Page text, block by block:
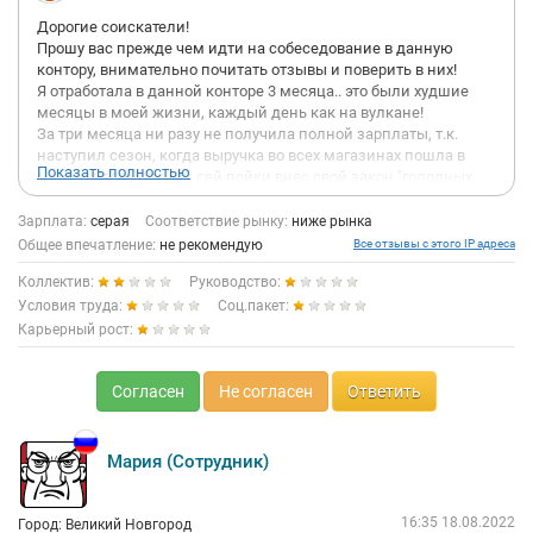
Дорогие соискатели!
Прошу вас прежде чем идти на собеседование в данную
контору, внимательно почитать отзывы и поверить в них!
Я отработала в данной конторе 3 месяца.. это были худшие
месяцы в моей жизни, каждый день как на вулкане!
За три месяца ни разу не получила полной зарплаты, т.к.
наступил сезон, когда выручка во всех магазинах пошла в
минус, а всемогущий сей пойки внес свой закон "голодных
игр" - у него минус в продажах, значит со всех кто на него
работает он его удерживает, но конечно же каждый
сотрудник, то как юрист или кадровик, может внести свои
идеи по увеличению прибыли и если ему (самодуру) это
понравится, то может инициатору выплатить полную
зарплату.
Очень сочувствую заведующим магазинов!!! у них каждую
неделю проходят в прямом смысле "ГОЛОДНЫЕ ИГРЫ", вот
только у самодура они называются - бизнес игры, за эту игру
заведующие и их замы могут быть поощрены, остаться без
зарплаты и выгнаны с воплями самодура, если вы женщина,
то готовьтесь быть курицей, дурой и т.п. уж видимо этому
старому уроду (в прямом смысле этого слова) чем то женский
пол не угодил.
Для меня до сих пор остается загадкой, почему женщины, а
именно вышестоящие женщины, которые специалисты
Показать полностью
Зарплата: серая Соответствие рынку: ниже рынка
Общее впечатление: не рекомендую Все отзывы с этого IP адреса
Коллектив:
Руководство:
Условия труда:
Соц.пакет:
Карьерный рост:
Согласен Не согласен Ответить
Мария (Сотрудник)
Город: Великий Новгород 16:35 18.08.2022